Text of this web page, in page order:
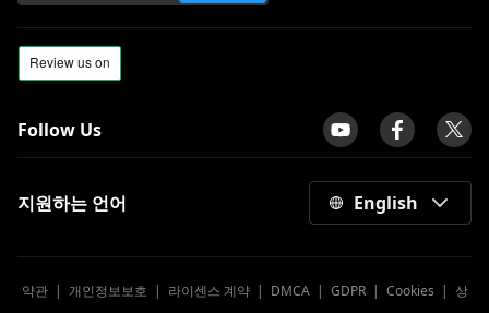
Follow Us
지원하는 언어 English
약관| 개인정보보호 | 라이센스 계약| DMCA| GDPR| Cookies | 상